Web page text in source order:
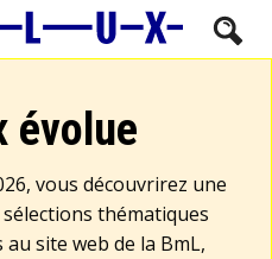
évolue
vous découvrirez une
thématiques
site web de la BmL,